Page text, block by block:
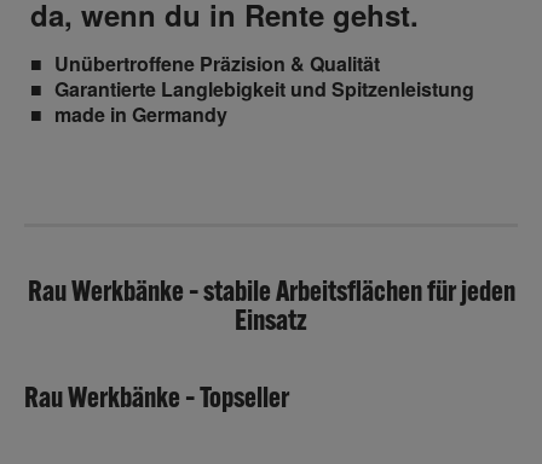
da, wenn du in Rente gehst.
Unübertroffene Präzision & Qualität
Garantierte Langlebigkeit und Spitzenleistung
made in Germandy
Rau Werkbänke – stabile Arbeitsflächen für jeden
Einsatz
Rau Werkbänke – Topseller